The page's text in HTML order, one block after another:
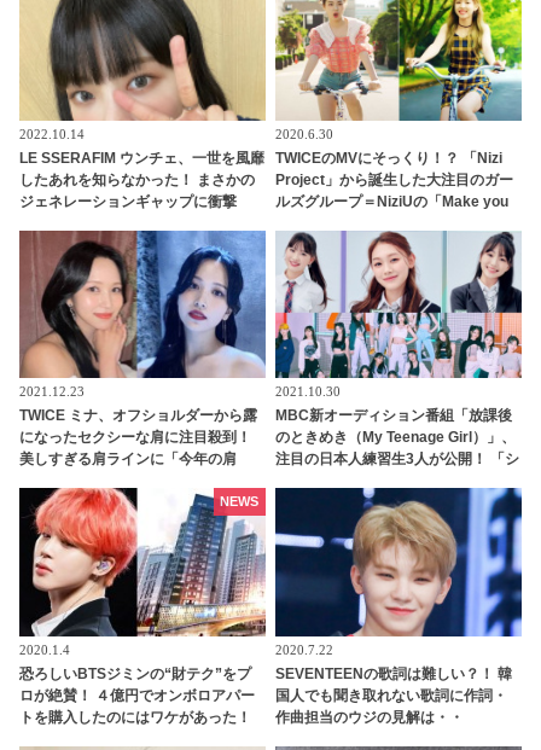
2022.10.14
LE SSERAFIM ウンチェ、一世を風靡
したあれを知らなかった！ まさかの
ジェネレーションギャップに衝撃
か？」彼女の若さを実感させられる
発言に驚き
2020.6.30
TWICEのMVにそっくり！？ 「Nizi
Project」から誕生した大注目のガー
ルズグループ＝NiziUの「Make you
とさせるシーンが満載[動画あり]
2021.12.23
TWICE ミナ、オフショルダーから露
になったセクシーな肩に注目殺到！
美しすぎる肩ラインに「今年の肩
2021.10.30
MBC新オーディション番組「放課後
のときめき（My Teenage Girl）」、
注目の日本人練習生3人が公開！ 「シ
2020.1.4
恐ろしいBTSジミンの“財テク”をプ
ロが絶賛！ ４億円でオンボロアパー
トを購入したのにはワケがあった！
NEWS
2020.7.22
SEVENTEENの歌詞は難しい？！ 韓
国人でも聞き取れない歌詞に作詞・
作曲担当のウジの見解は・・